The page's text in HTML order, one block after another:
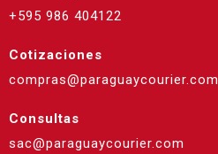
+595 986 404122
Cotizaciones
compras@paraguaycourier.com
Consultas
sac@paraguaycourier.com